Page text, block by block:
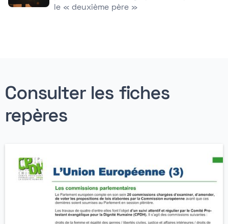
le « deuxième père »
Consulter les fiches
repères